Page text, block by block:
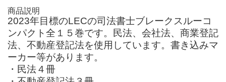
商品説明
2023年目標のLECの司法書士ブレークスルーコ
ンパクト全１５巻です。民法、会社法、商業登記
法、不動産登記法を使用しています。書き込みマ
ーカー等があります。
・民法４冊